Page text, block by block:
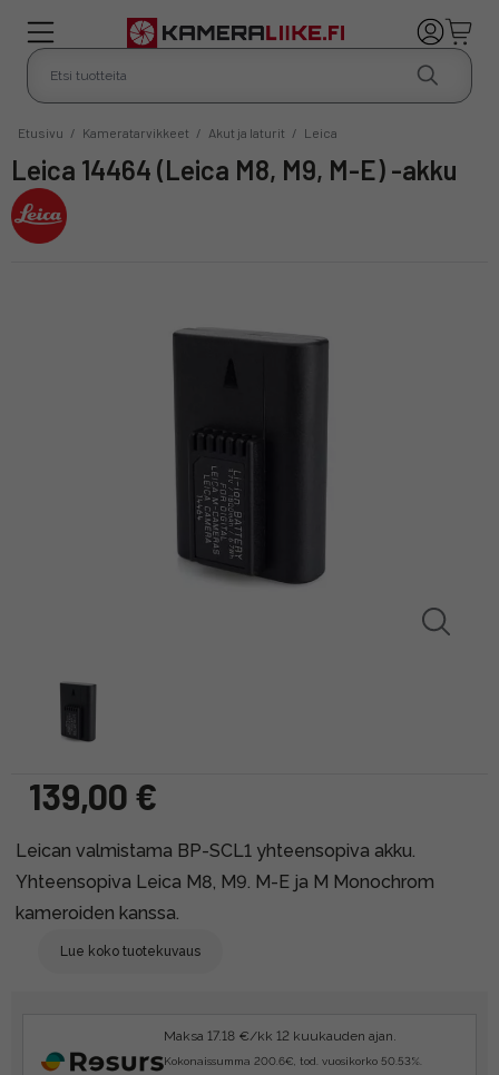
Etusivu / Kameratarvikkeet / Akut ja laturit / Leica
Leica 14464 (Leica M8, M9, M-E) -akku
139,00 €
Leican valmistama BP-SCL1 yhteensopiva akku.
Yhteensopiva Leica M8, M9. M-E ja M Monochrom
kameroiden kanssa.
Lue koko tuotekuvaus
Maksa 17.18 €/kk 12 kuukauden ajan.
Kokonaissumma 200.6€, tod. vuosikorko 50.53%.